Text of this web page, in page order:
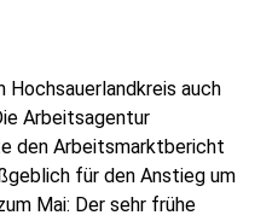
auch
Arbeitsagentur
den Arbeitsmarktbericht
für den Anstieg um
Mai: Der sehr frühe